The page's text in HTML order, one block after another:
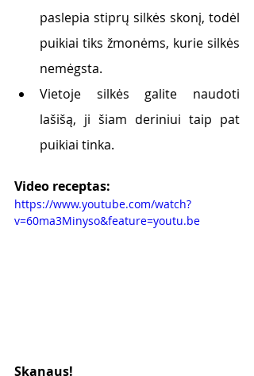
paslepia stiprų silkės skonį, todėl
puikiai tiks žmonėms, kurie silkės
nemėgsta.
Vietoje silkės galite naudoti
lašišą, ji šiam deriniui taip pat
puikiai tinka.
Video receptas:
https://www.youtube.com/watch?
v=60ma3Minyso&feature=youtu.be
Skanaus!